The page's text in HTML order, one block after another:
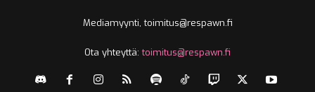
Mediamyynti, toimitus@respawn.fi
Ota yhteyttä:toimitus@respawn.fi